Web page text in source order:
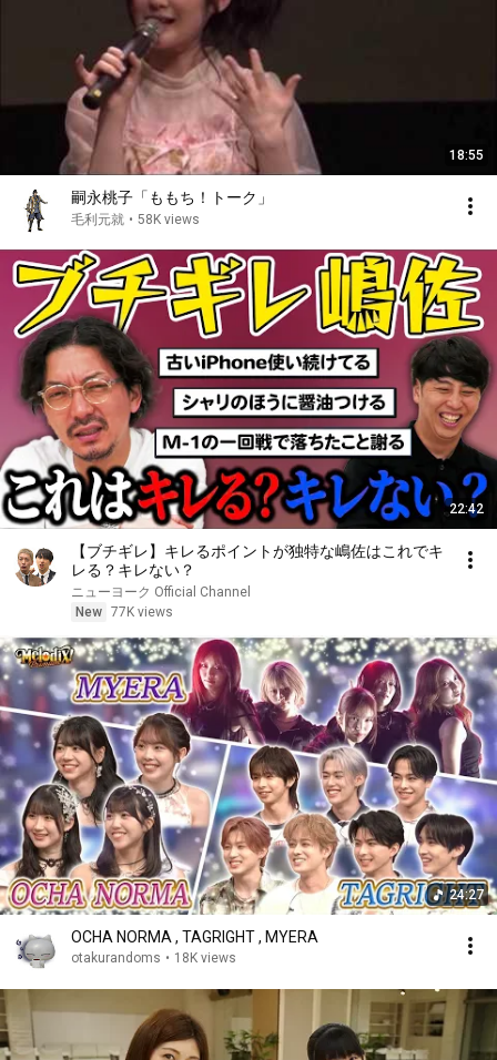
18:55
嗣永桃子「ももち！トーク」
毛利元就 • 58K views
22:42
【ブチギレ】キレるポイントが独特な嶋佐はこれでキ
レる？キレない？
ニューヨーク Official Channel
New 77K views
24:27
OCHA NORMA , TAGRIGHT , MYERA
otakurandoms • 18K views